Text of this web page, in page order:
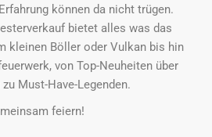
können da nicht trügen.
bietet alles was das
kleinen Böller oder Vulkan bis hin
von Top-Neuheiten über
zu Must-Have-Legenden.
feiern!